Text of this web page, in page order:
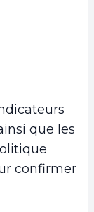
que les
confirmer